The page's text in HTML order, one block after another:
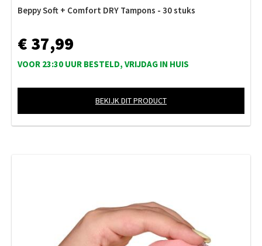
Beppy Soft + Comfort DRY Tampons - 30 stuks
€ 37,99
VOOR 23:30 UUR BESTELD, VRIJDAG IN HUIS
BEKIJK DIT PRODUCT